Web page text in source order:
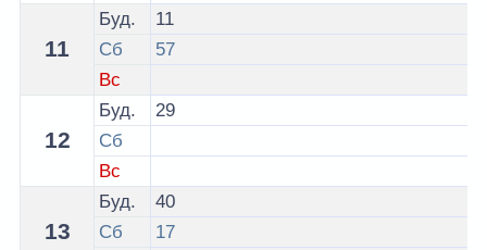
11
Буд.
11
Сб
57
Вс
12
Буд.
29
Сб
Вс
13
Буд.
40
Сб
17